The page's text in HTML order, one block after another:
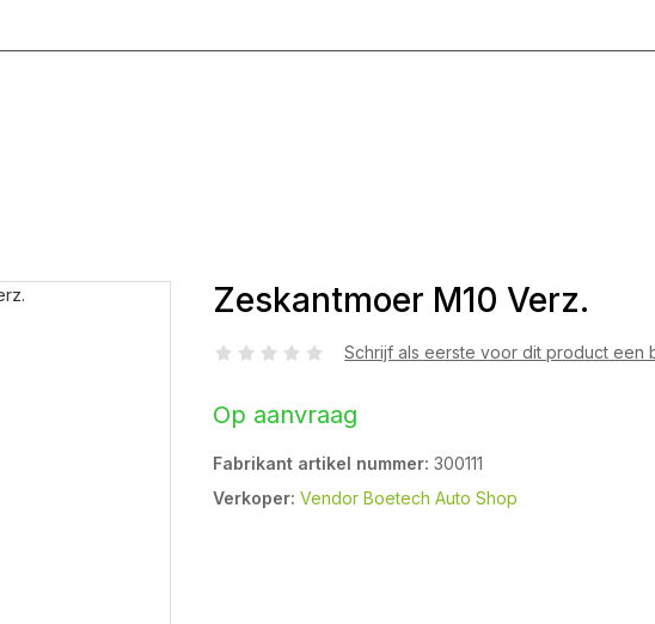
Zeskantmoer M10 Verz.
Schrijf als eerste voor dit product een
Op aanvraag
Fabrikant artikel nummer: 300111
Verkoper: Vendor Boetech Auto Shop